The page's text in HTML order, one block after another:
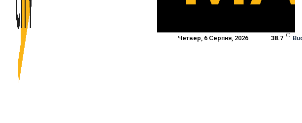
Четвер, 6 Серпня, 2026 38.7 C